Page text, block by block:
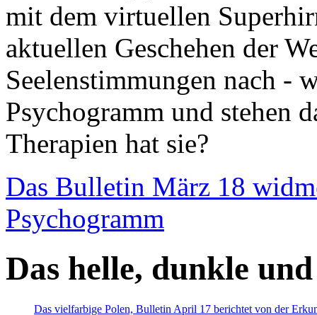
mit dem virtuellen
aktuellen Geschehen der
Seelenstimmungen nach -
Psychogramm und stehen
Therapien hat sie?
Das Bulletin März 18
Psychogramm
Das helle, dunkle
Das vielfarbige Polen, Bulletin April 17 berichtet von der